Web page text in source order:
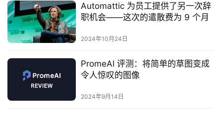
Automattic 为员工提供了另一次辞
职机会——这次的遣散费为 9 个月
2024年10月24日
PromeAI 评测：将简单的草图变成
令人惊叹的图像
2024年9月14日